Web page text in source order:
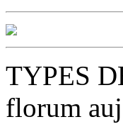
TYPES
florum